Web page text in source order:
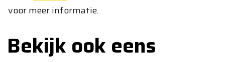
voor meer informatie.
Bekijk ook eens